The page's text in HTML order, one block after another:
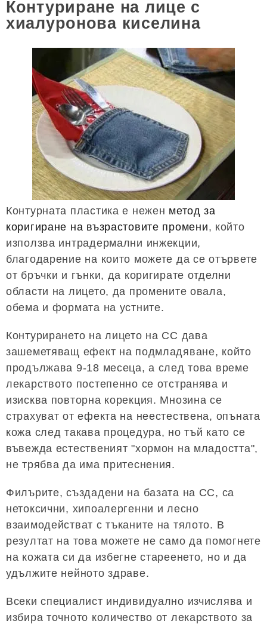
Контуриране на лице с
хиалуронова киселина
Контурната пластика е нежен метод за
коригиране на възрастовите промени, който
използва интрадермални инжекции,
благодарение на които можете да се отървете
от бръчки и гънки, да коригирате отделни
области на лицето, да промените овала,
обема и формата на устните.
Контурирането на лицето на СС дава
зашеметяващ ефект на подмладяване, който
продължава 9-18 месеца, а след това време
лекарството постепенно се отстранява и
изисква повторна корекция. Мнозина се
страхуват от ефекта на неестествена, опъната
кожа след такава процедура, но тъй като се
въвежда естественият "хормон на младостта",
не трябва да има притеснения.
Филърите, създадени на базата на CC, са
нетоксични, хипоалергенни и лесно
взаимодействат с тъканите на тялото. В
резултат на това можете не само да помогнете
на кожата си да избегне стареенето, но и да
удължите нейното здраве.
Всеки специалист индивидуално изчислява и
избира точното количество от лекарството за